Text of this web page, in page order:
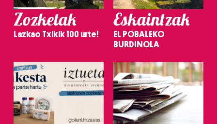
Zozketak
Lazkao Txikik 100 urte!
Eskaintzak
EL POBALEKO
BURDINOLA